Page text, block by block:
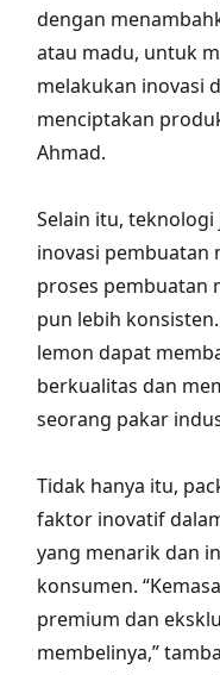
dengan
atau madu, untuk
melakukan inovasi
menciptakan
Ahmad.
Selain itu,
inovasi pembuatan
proses pembuatan
pun lebih
lemon dapat
berkualitas dan
seorang pakar
Tidak hanya itu,
faktor inovatif
yang menarik dan
konsumen.
premium dan
membelinya,”